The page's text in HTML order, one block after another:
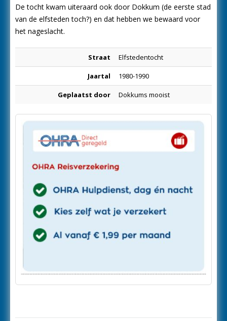
De tocht kwam uiteraard ook door Dokkum (de eerste stad
van de elfsteden toch?) en dat hebben we bewaard voor
het nageslacht.
Straat Elfstedentocht
Jaartal 1980-1990
Geplaatst door Dokkums mooist